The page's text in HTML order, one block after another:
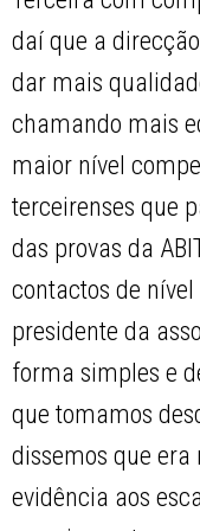
daí que a
dar mais
chamando mais
maior nível
terceirenses que
das provas da
contactos de
presidente da
forma simples e
que tomamos
dissemos que
evidência aos